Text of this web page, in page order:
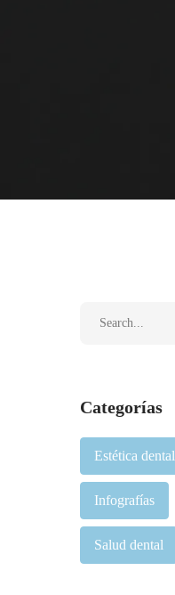
Categorías
Estética dental
Infografías
Salud dental